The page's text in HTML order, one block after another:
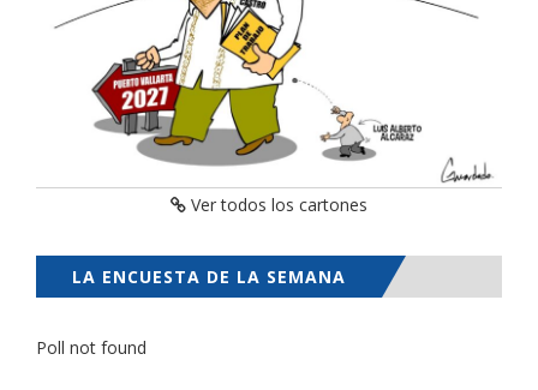
Ver todos los cartones
LA ENCUESTA DE LA SEMANA
Poll not found